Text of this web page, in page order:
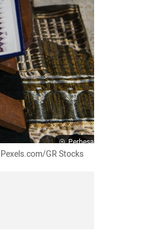
Perbesar
GR Stocks